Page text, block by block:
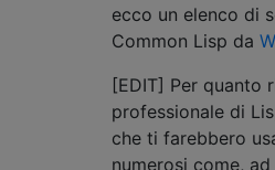
ecco un elenco di
Common Lisp da
[EDIT] Per quanto
professionale di
che ti farebbero
numerosi come,